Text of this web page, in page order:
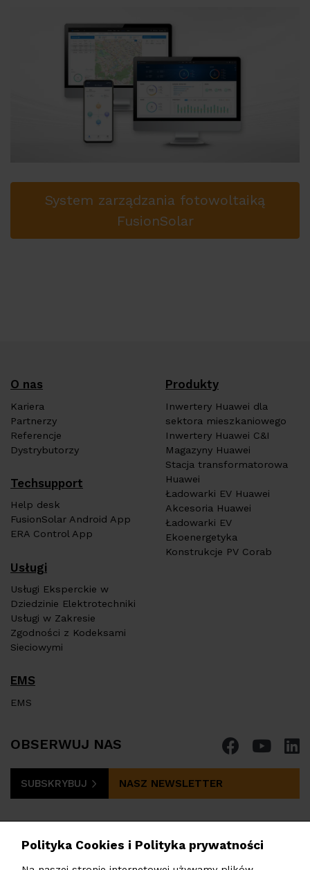
System zarządzania fotowoltaiką
FusionSolar
O nas
Kariera
Partnerzy
Referencje
Dystrybutorzy
Techsupport
Help desk
FusionSolar Android App
ERA Control App
Produkty
Inwertery Huawei dla
sektora mieszkaniowego
Inwertery Huawei C&I
Magazyny Huawei
Stacja transformatorowa
Huawei
Ładowarki EV Huawei
Akcesoria Huawei
Ładowarki EV
Ekoenergetyka
Konstrukcje PV Corab
Usługi
Usługi Eksperckie w
Dziedzinie Elektrotechniki
Usługi w Zakresie
Zgodności z Kodeksami
Sieciowymi
EMS
EMS
OBSERWUJ NAS
SUBSKRYBUJ NASZ NEWSLETTER
Polityka Cookies i Polityka prywatności